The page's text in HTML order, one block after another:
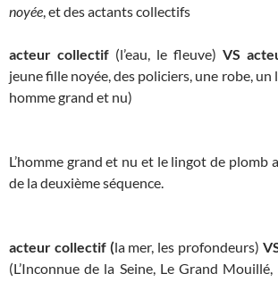
noyée, et des actants collectifs
acteur collectif (l’eau, le fleuve) VS
jeune fille noyée, des policiers, une robe,
homme grand et nu)
L’homme grand et nu et le lingot de plomb
de la deuxième séquence.
acteur collectif (la mer, les profondeurs)
(L’Inconnue de la Seine, Le Grand